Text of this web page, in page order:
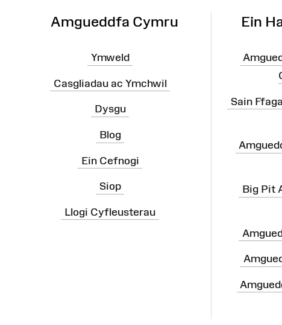
Amgueddfa Cymru
Ymweld
Casgliadau ac Ymchwil
Dysgu
Blog
Ein Cefnogi
Siop
Llogi Cyfleusterau
Ein
Sain
Big Pit